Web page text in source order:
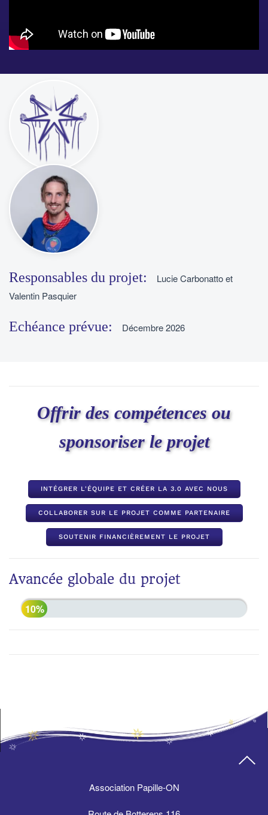
Responsables du projet: Lucie Carbonatto et
Valentin Pasquier
Echéance prévue: Décembre 2026
Offrir des compétences ou
sponsoriser le projet
INTÉGRER L'ÉQUIPE ET CRÉER LA 3.0 AVEC NOUS
COLLABORER SUR LE PROJET COMME PARTENAIRE
SOUTENIR FINANCIÈREMENT LE PROJET
Avancée globale du projet
10%
Association Papille-ON